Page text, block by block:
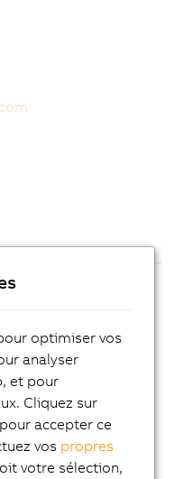
optimiser vos
analyser
et pour
Cliquez sur
accepter ce
vos propres
votre sélection,